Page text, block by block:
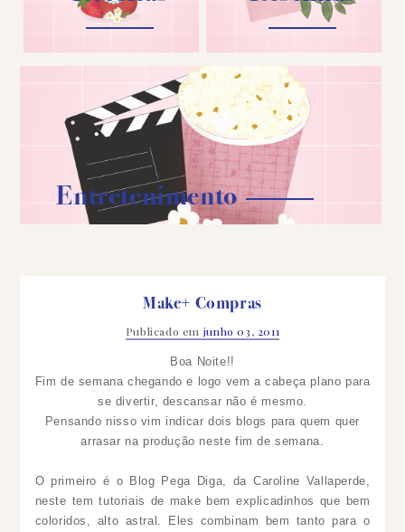
Entretenimento
Make+ Compras
Publicado em junho 03, 2011
Boa Noite!!
Fim de semana chegando e logo vem a cabeça plano para
se divertir, descansar não é mesmo.
Pensando nisso vim indicar dois blogs para quem quer
arrasar na produção neste fim de semana.
O primeiro é o Blog Pega Diga, da Caroline Vallaperde,
neste tem tutoriais de make bem explicadinhos que bem
coloridos, alto astral. Eles combinam bem tanto para o